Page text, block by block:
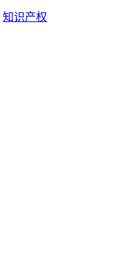
知识产权